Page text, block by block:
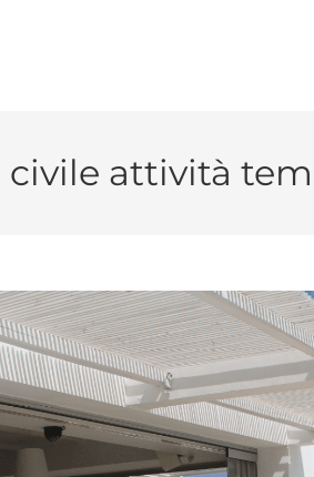
attività